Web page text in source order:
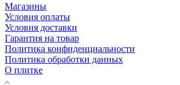
Магазины
Условия оплаты
Условия доставки
Гарантия на товар
Политика конфиденциальности
Политика обработки данных
О плитке